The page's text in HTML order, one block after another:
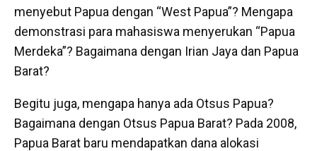
menyebut Papua dengan “West Papua”? Mengapa
demonstrasi para mahasiswa menyerukan “Papua
Merdeka”? Bagaimana dengan Irian Jaya dan Papua
Barat?
Begitu juga, mengapa hanya ada Otsus Papua?
Bagaimana dengan Otsus Papua Barat? Pada 2008,
Papua Barat baru mendapatkan dana alokasi